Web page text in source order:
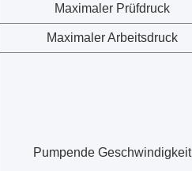
Maximaler Prüfdruck
Maximaler Arbeitsdruck
Pumpende Geschwindigkeit